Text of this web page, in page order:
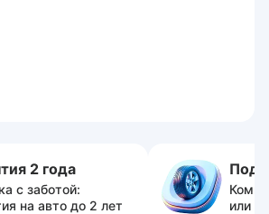
2 года
с заботой:
на авто до 2 лет
или